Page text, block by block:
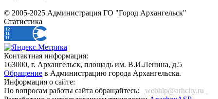
© 2005-2025 Администрация ГО "Город Архангельск"
Статистика
Контактная информация:
163000, г. Архангельск, площадь им. В.И.Ленина, д.5
Обращение в Администрацию города Архангельска.
Информация о сайте:
По вопросам работы сайта обращайтесь:
_webhlp@arhcity.ru_